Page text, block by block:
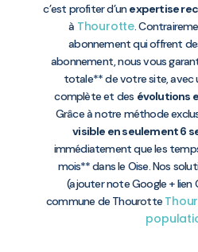
c’est profiter d’unexpertise
à Thourotte.
abonnement qui offrent
abonnement, nous vous
totale** de votre site, avec
complète et des évolutions
Grâce à notre méthode
visible en seulement 6
immédiatement que les
mois** dans le Oise. Nos
(ajouter note Google + lien
commune de Thourotte